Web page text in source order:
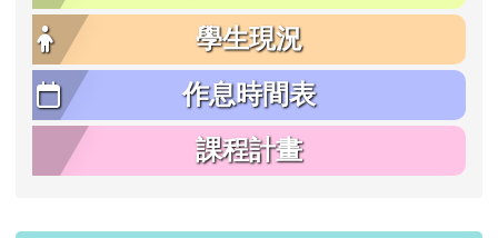
學生現況
作息時間表
課程計畫